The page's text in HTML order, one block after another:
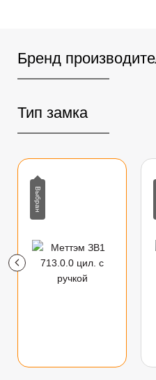
Бренд
Тип замка